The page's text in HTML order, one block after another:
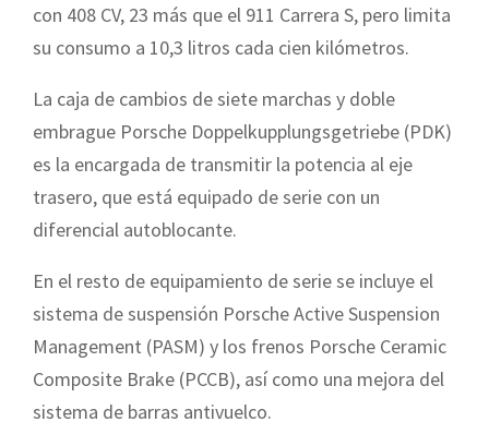
con 408 CV, 23 más que el 911 Carrera S, pero limita
su consumo a 10,3 litros cada cien kilómetros.
La caja de cambios de siete marchas y doble
embrague Porsche Doppelkupplungsgetriebe (PDK)
es la encargada de transmitir la potencia al eje
trasero, que está equipado de serie con un
diferencial autoblocante.
En el resto de equipamiento de serie se incluye el
sistema de suspensión Porsche Active Suspension
Management (PASM) y los frenos Porsche Ceramic
Composite Brake (PCCB), así como una mejora del
sistema de barras antivuelco.